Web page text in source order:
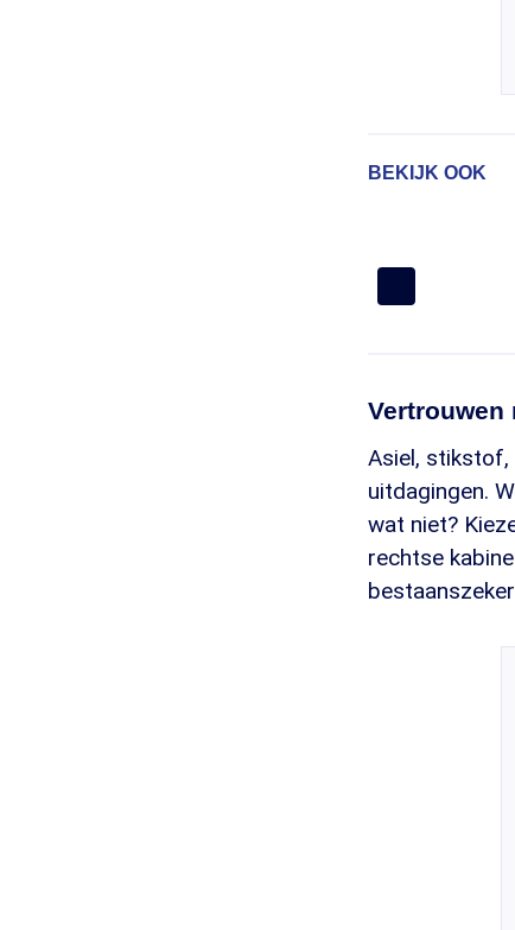
BEKIJK OOK
Vertrouwen
Asiel, stikstof,
uitdagingen.
wat niet?
rechtse